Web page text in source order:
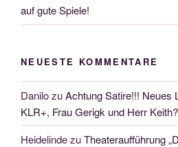
auf gute Spiele!
NEUESTE KOMMENTARE
DanilozuAchtung Satire!!! Neues
KLR+, Frau Gerigk und Herr Keith?
HeidelindezuTheateraufführung